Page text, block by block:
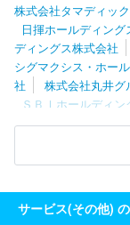
株式会社タマディック
日揮ホールディング
ディングス株式会社
シグマクシス・ホー
社
株式会社丸井グ
ＳＢＩホールディ
ィット・ワン
株式
ディッ
カルシステム株式会社
ム株式会社
ＧＭＯ
ルディングス株式会社
サービス(その他)